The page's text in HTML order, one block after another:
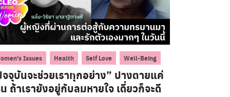
Issues Health Self Love Well-Being
จุบันจะช่วยเราทุกอย่าง” ปางตายแค่
ถ้าเรายังอยู่กับลมหายใจ เดี๋ยวก็จะดี